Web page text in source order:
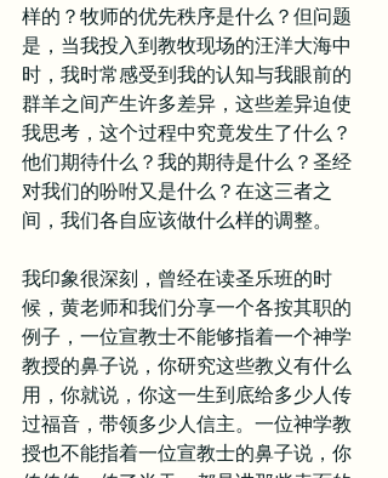
样的？牧师的优先秩序是什么？但问题
是，当我投入到教牧现场的汪洋大海中
时，我时常感受到我的认知与我眼前的
群羊之间产生许多差异，这些差异迫使
我思考，这个过程中究竟发生了什么？
他们期待什么？我的期待是什么？圣经
对我们的吩咐又是什么？在这三者之
间，我们各自应该做什么样的调整。
我印象很深刻，曾经在读圣乐班的时
候，黄老师和我们分享一个各按其职的
例子，一位宣教士不能够指着一个神学
教授的鼻子说，你研究这些教义有什么
用，你就说，你这一生到底给多少人传
过福音，带领多少人信主。一位神学教
授也不能指着一位宣教士的鼻子说，你